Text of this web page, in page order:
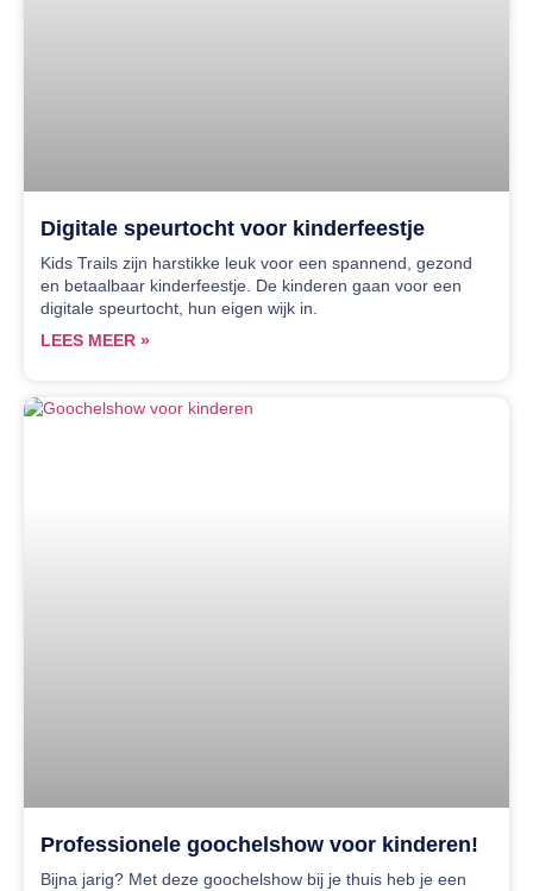
Digitale speurtocht voor kinderfeestje
Kids Trails zijn harstikke leuk voor een spannend, gezond
en betaalbaar kinderfeestje. De kinderen gaan voor een
digitale speurtocht, hun eigen wijk in.
LEES MEER »
Professionele goochelshow voor kinderen!
Bijna jarig? Met deze goochelshow bij je thuis heb je een